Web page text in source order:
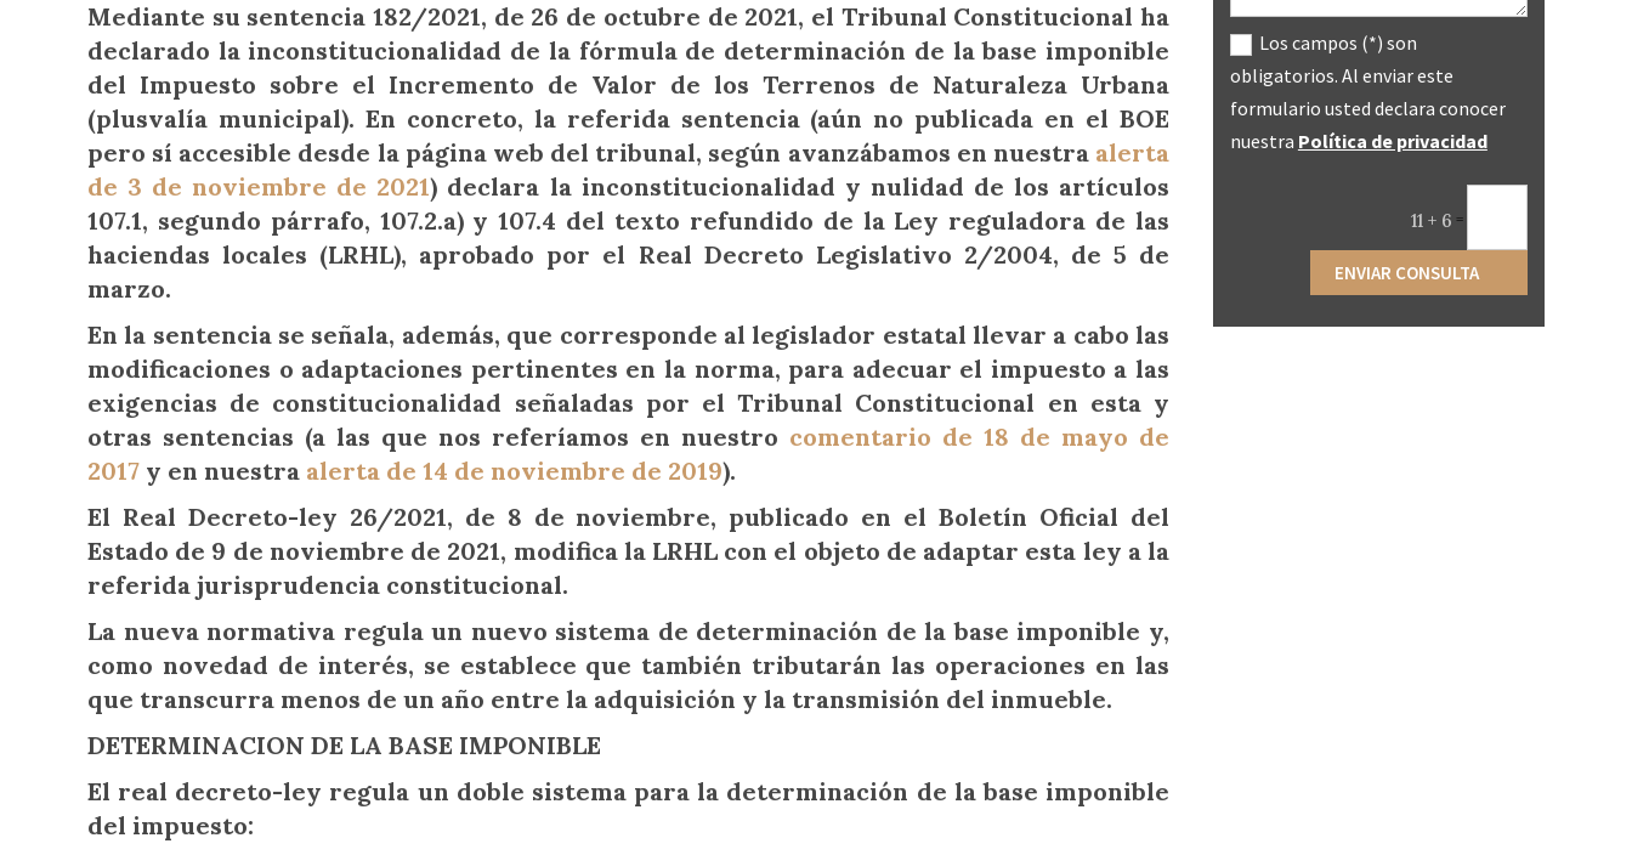
Mediante su sentencia 182/2021, de 26 de octubre de 2021, el Tribunal Constitucional ha
declarado la inconstitucionalidad de la fórmula de determinación de la base imponible
del Impuesto sobre el Incremento de Valor de los Terrenos de Naturaleza Urbana
(plusvalía municipal). En concreto, la referida sentencia (aún no publicada en el BOE
pero sí accesible desde la página web del tribunal, según avanzábamos en nuestra alerta
de 3 de noviembre de 2021) declara la inconstitucionalidad y nulidad de los artículos
107.1, segundo párrafo, 107.2.a) y 107.4 del texto refundido de la Ley reguladora de las
haciendas locales (LRHL), aprobado por el Real Decreto Legislativo 2/2004, de 5 de
marzo.
En la sentencia se señala, además, que corresponde al legislador estatal llevar a cabo las
modificaciones o adaptaciones pertinentes en la norma, para adecuar el impuesto a las
exigencias de constitucionalidad señaladas por el Tribunal Constitucional en esta y
otras sentencias (a las que nos referíamos en nuestro comentario de 18 de mayo de
2017 y en nuestra alerta de 14 de noviembre de 2019).
El Real Decreto-ley 26/2021, de 8 de noviembre, publicado en el Boletín Oficial del
Estado de 9 de noviembre de 2021, modifica la LRHL con el objeto de adaptar esta ley a la
referida jurisprudencia constitucional.
La nueva normativa regula un nuevo sistema de determinación de la base imponible y,
como novedad de interés, se establece que también tributarán las operaciones en las
que transcurra menos de un año entre la adquisición y la transmisión del inmueble.
DETERMINACION DE LA BASE IMPONIBLE
El real decreto-ley regula un doble sistema para la determinación de la base imponible
del impuesto:
Los campos (*) son
obligatorios. Al enviar este
formulario usted declara conocer
nuestra Política de privacidad
11 + 6 =
ENVIAR CONSULTA